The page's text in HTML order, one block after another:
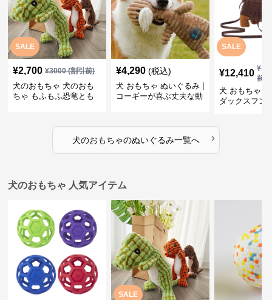
SALE
¥2,700 ¥3000(割引前)
犬のおもちゃ 犬のおも
ちゃ もふもふ恐竜とも
¥4,290 (税込)
犬 おもちゃ ぬいぐるみ |
コーギーが喜ぶ丈夫な動
SALE
¥12,410 ¥
前)
犬 おもちゃ
ダックスフン
犬のおもちゃのぬいぐるみ一覧へ ›
犬のおもちゃ 人気アイテム
SALE